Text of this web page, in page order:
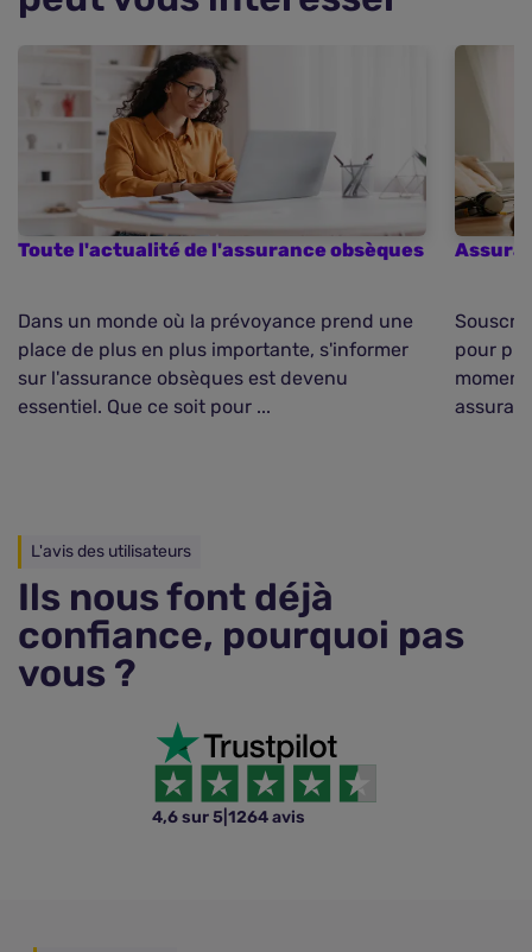
Toute l'actualité de l'assurance obsèques
Dans un monde où la prévoyance prend une
place de plus en plus importante, s'informer
sur l'assurance obsèques est devenu
essentiel. Que ce soit pour ...
pour
L'avis des utilisateurs
Ils nous font déjà
confiance, pourquoi pas
vous ?
4,6 sur 5 1264 avis